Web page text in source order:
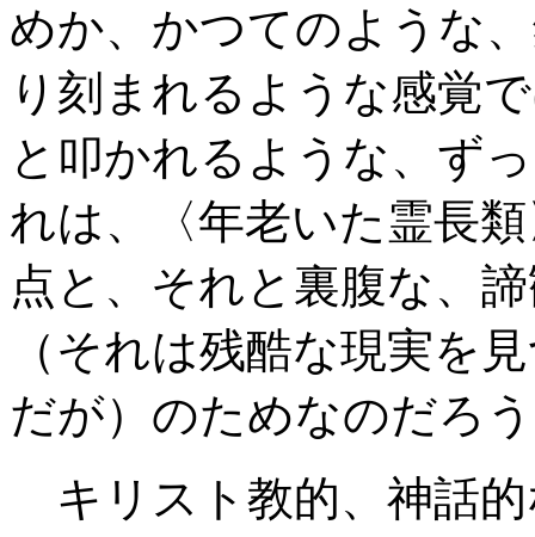
めか、かつてのような
り刻まれるような感覚
と叩かれるような、ず
れは、〈年老いた霊長
点と、それと裏腹な、
（それは残酷な現実を
だが）のためなのだろ
キリスト教的、神話